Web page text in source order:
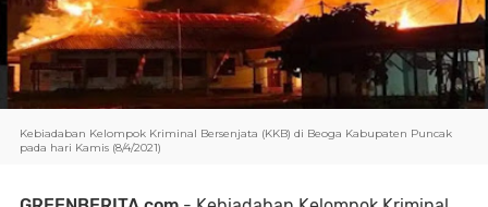
Kebiadaban Kelompok Kriminal Bersenjata (KKB) di Beoga Kabupaten Puncak
pada hari Kamis (8/4/2021)